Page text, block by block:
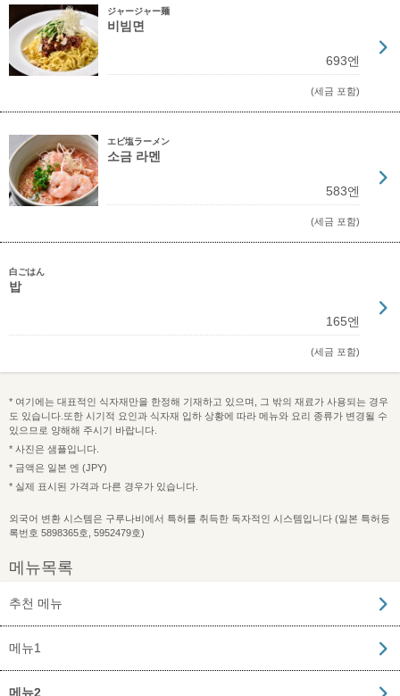
ジャージャー麺
비빔면
693엔
(세금 포함)
エビ塩ラーメン
소금 라멘
583엔
(세금 포함)
白ごはん
밥
165엔
(세금 포함)
* 여기에는 대표적인 식자재만을 한정해 기재하고 있으며, 그 밖의 재료가 사용되는 경우
도 있습니다.또한 시기적 요인과 식자재 입하 상황에 따라 메뉴와 요리 종류가 변경될 수
있으므로 양해해 주시기 바랍니다.
* 사진은 샘플입니다.
* 금액은 일본 엔 (JPY)
* 실제 표시된 가격과 다른 경우가 있습니다.
외국어 변환 시스템은 구루나비에서 특허를 취득한 독자적인 시스템입니다 (일본 특허등
록번호 5898365호, 5952479호)
메뉴목록
추천 메뉴
메뉴1
메뉴2